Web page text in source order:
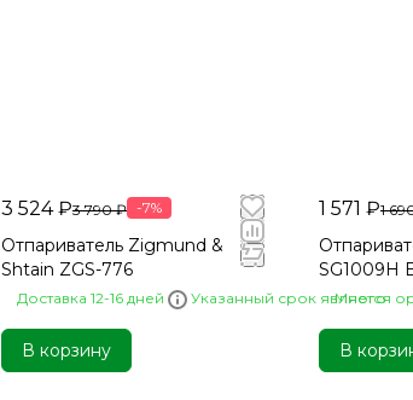
3 524 ₽3 790 ₽ -7%
Отпариватель Zigmund &
Shtain ZGS-776
Доставка 12-16 дней Указанный срок является
В корзину
1 571 ₽1
SG1009H
Много
В